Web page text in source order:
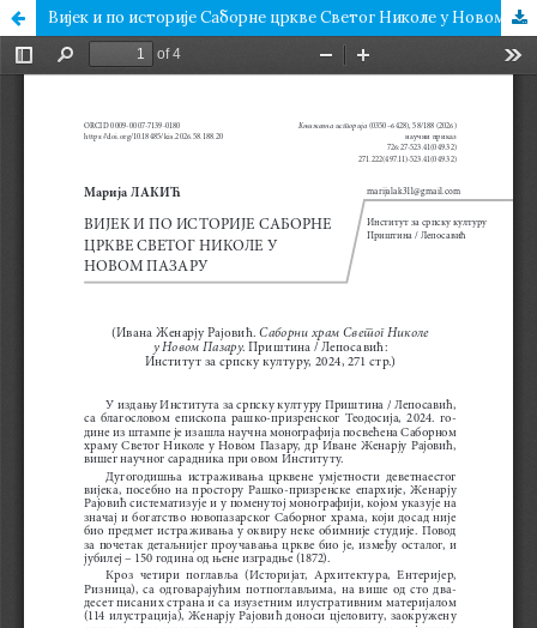
Вијек и по историје Саборне цркве Светог Николе у Новом Пазару